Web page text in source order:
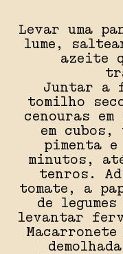
Levar uma
lume,
azeite
Juntar a
tomilho
cenouras
em cubos,
pimenta
minutos,
tenros.
tomate, a
de
levantar